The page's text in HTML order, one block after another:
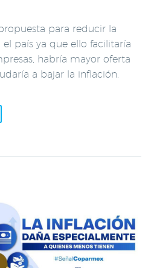
para reducir la
país ya que ello facilitaría
habría mayor oferta
a bajar la inflación.